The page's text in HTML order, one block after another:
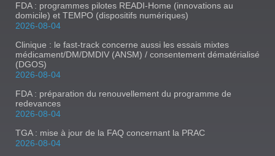
FDA : programmes pilotes READI-Home (innovations au
domicile) et TEMPO (dispositifs numériques)
2026-08-04
Clinique : le fast-track concerne aussi les essais mixtes
médicament/DM/DMDIV (ANSM) / consentement dématérialisé
(DGOS)
2026-08-04
FDA : préparation du renouvellement du programme de
redevances
2026-08-04
TGA : mise à jour de la FAQ concernant la PRAC
2026-08-04